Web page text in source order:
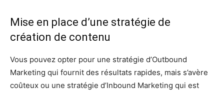
Mise en place d’une stratégie de
création de contenu
Vous pouvez opter pour une stratégie d’Outbound
Marketing qui fournit des résultats rapides, mais s’avère
coûteux ou une stratégie d’Inbound Marketing qui est